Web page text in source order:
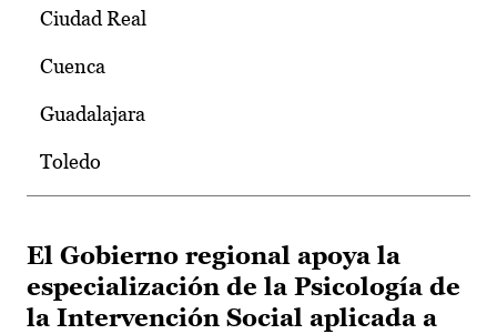
Ciudad Real
Cuenca
Guadalajara
Toledo
El Gobierno regional apoya la
especialización de la Psicología de
la Intervención Social aplicada a